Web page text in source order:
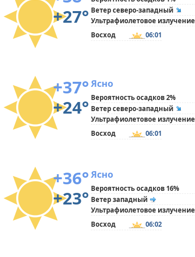
+27° Ветер северо-западный
Ультрафиолетовое излучение
Восход
06:01
+37°
+24°
Ясно
Вероятность осадков 2%
Ветер северо-западный
Ультрафиолетовое излучение
Восход
06:01
+36°
+23°
Ясно
Вероятность осадков 16%
Ветер западный
Ультрафиолетовое излучение
Восход
06:02